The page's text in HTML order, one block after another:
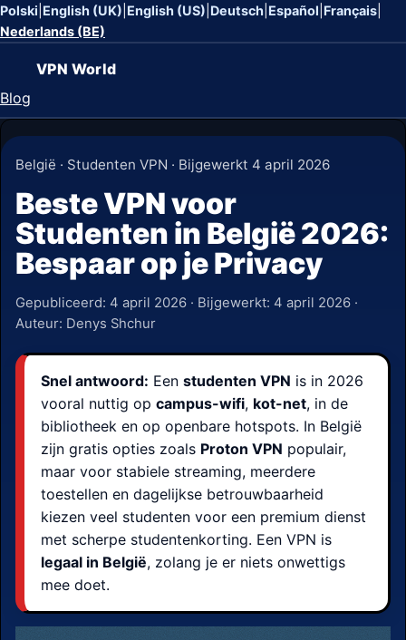
Polski English (UK) English (US) Deutsch Español Français
Nederlands (BE)
VPN World
Blog
België · Studenten VPN · Bijgewerkt 4 april 2026
Beste VPN voor
Studenten in België 2026:
Bespaar op je Privacy
Gepubliceerd: 4 april 2026 · Bijgewerkt: 4 april 2026 ·
Auteur: Denys Shchur
Snel antwoord: Een studenten VPN is in 2026
vooral nuttig op campus-wifi, kot-net, in de
bibliotheek en op openbare hotspots. In België
zijn gratis opties zoals Proton VPN populair,
maar voor stabiele streaming, meerdere
toestellen en dagelijkse betrouwbaarheid
kiezen veel studenten voor een premium dienst
met scherpe studentenkorting. Een VPN is
legaal in België, zolang je er niets onwettigs
mee doet.